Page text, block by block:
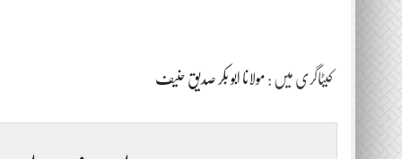
کیٹاگری میں : مولانا ابو بکر صدیق حنیف